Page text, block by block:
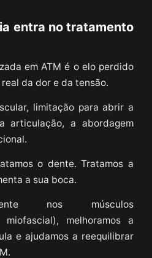
entra no tratamento
em ATM é o elo perdido
da dor e da tensão.
limitação para abrir a
articulação, a abordagem
o dente. Tratamos a
a sua boca.
nos músculos
miofascial), melhoramos a
e ajudamos a reequilibrar